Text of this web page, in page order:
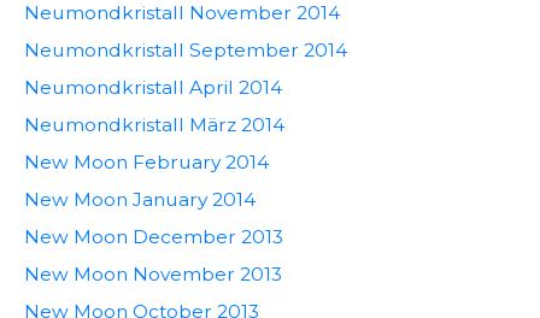
Neumondkristall November 2014
Neumondkristall September 2014
Neumondkristall April 2014
Neumondkristall März 2014
New Moon February 2014
New Moon January 2014
New Moon December 2013
New Moon November 2013
New Moon October 2013